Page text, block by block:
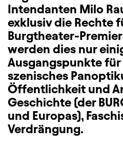
Intendanten Milo
exklusiv die Rechte
Burgtheater-
werden dies nur
Ausgangspunkte
szenisches
Öffentlichkeit und
Geschichte (der
und Europas),
Verdrängung.